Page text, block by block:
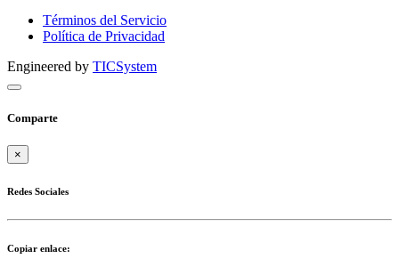
Términos del Servicio
Política de Privacidad
Engineered by TICSystem
Comparte
×
Redes Sociales
Copiar enlace: